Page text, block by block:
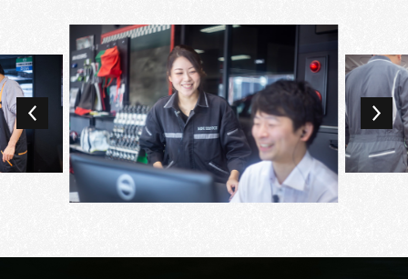
様々な車種やバラエティに富んだお客様と
日々接することができるため、「車が好き
で、人が好き」という人には非常におもしろ
い環境だと思います。
業務でもプレミアムなお客様にふさわしいサ
ービスが必要です。言葉遣いや立ち居振る舞
いでもお手本のようなお客様がたくさんいら
っしゃいますので、日々勉強させていただい
ています。ただし、誰にでも同じ対応が良い
とは限りません。ブランドといっても、人対
人のお仕事です。フランクな対応を好むお客
様には、節度は保ちつつ柔らかく接するな
ど、お客様に合わせた接遇を意識していま
ドバイザーに転向しました。整備士からの転
職者は多い職種ながら、当初はやはり感覚の
違いが大きかったですね。目の前にある車に
全力を注ぐテクニシャンとは異なり、サービ
ス・アドバイザーに必要なのは店舗全体の動
きを捉えていく目です。作業場の混み状況を
見ながら入庫スケジュールを組み立てたり、
同時進行している複数の案件を把握して、お
客様に連絡を取ったりといったことが欠かせ
大好きなMINIのディーラーで働きたい！と以
前から転職先を探していて、求人を見つけて
迷わず申し込んだのが現在の職場です。点
検・車検などの入庫受付や予約調整、サービ
ス部門での電話対応を担当しています。
点検や車検では基本的な項目は決まっている
ランドです。クルマについては詳しくないと